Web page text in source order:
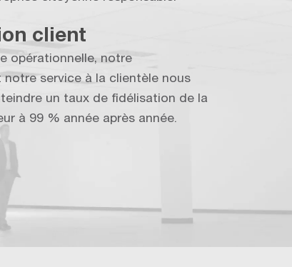
client
opérationnelle, notre
notre service à la clientèle nous
un taux de fidélisation de la
à 99 % année après année.